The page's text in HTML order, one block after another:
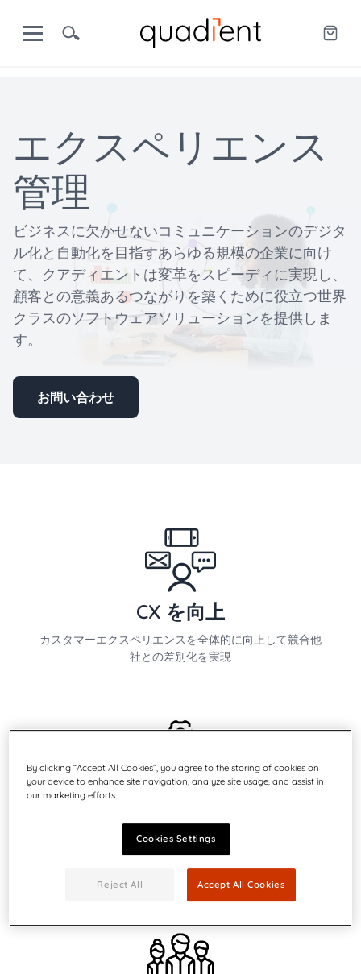
エクスペリエンス
管理
ビジネスに欠かせないコミュニケーションのデジタ
ル化と自動化を目指すあらゆる規模の企業に向け
て、クアディエントは変革をスピーディに実現し、
顧客との意義あるつながりを築くために役立つ世界
クラスのソフトウェアソリューションを提供しま
す。
お問い合わせ
CX を向上
カスタマーエクスペリエンスを全体的に向上して競合他
社との差別化を実現
ワークフローを自動化
ビジネスに欠かせないワークフローの自動化で正確性と
コンプライアンスを確保しながら時間を節約
By clicking “Accept All Cookies”, you agree to the storing of cookies on
your device to enhance site navigation, analyze site usage, and assist in
our marketing efforts.
Cookies Settings
Reject All Accept All Cookies